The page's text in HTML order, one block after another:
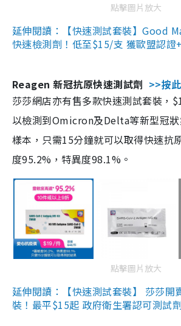
點擊圖片放大
延伸閱讀：【快速測試套裝】Good
快速檢測劑！低至$15/支 獲歐盟認證
Reagen 新冠抗原快速測試劑 >>按
莎莎網店亦有售多款快速測試套裝，
以檢測到Omicron及Delta等新型冠
樣本，只需15分鐘就可以取得快速抗
度95.2%，特異度98.1%。
點擊圖片放大
延伸閱讀：【快速測試套裝】 莎莎開
裝！最平$15起 政府衛生署認可測試